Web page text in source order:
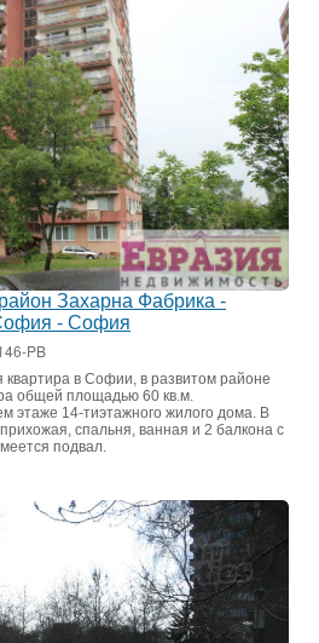
Захарна Фабрика -
- София
PB
квартира в Софии, в развитом районе
общей площадью 60 кв.м.
этаже 14-тиэтажного жилого дома. В
спальня, ванная и 2 балкона с
подвал.